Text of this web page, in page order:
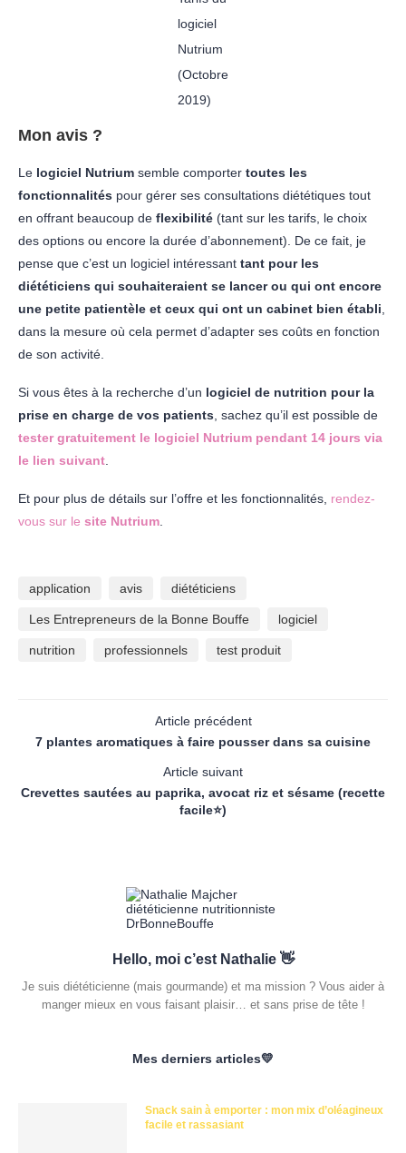
logiciel
Nutrium
(Octobre
2019)
Mon avis ?
Le logiciel Nutrium semble comporter toutes les
fonctionnalités pour gérer ses consultations diététiques tout
en offrant beaucoup de flexibilité (tant sur les tarifs, le choix
des options ou encore la durée d’abonnement). De ce fait, je
pense que c’est un logiciel intéressant tant pour les
diététiciens qui souhaiteraient se lancer ou qui ont encore
une petite patientèle et ceux qui ont un cabinet bien établi,
dans la mesure où cela permet d’adapter ses coûts en fonction
de son activité.
Si vous êtes à la recherche d’un logiciel de nutrition pour la
prise en charge de vos patients, sachez qu’il est possible de
tester gratuitement le logiciel Nutrium pendant 14 jours via
le lien suivant.
Et pour plus de détails sur l’offre et les fonctionnalités, rendez-
vous sur le site Nutrium.
application avis diététiciens
Les Entrepreneurs de la Bonne Bouffe logiciel
nutrition professionnels test produit
Article précédent
7 plantes aromatiques à faire pousser dans sa cuisine
Article suivant
Crevettes sautées au paprika, avocat riz et sésame (recette
facile⭐)
Hello, moi c’est Nathalie 👋
Je suis diététicienne (mais gourmande) et ma mission ? Vous aider à
manger mieux en vous faisant plaisir… et sans prise de tête !
Mes derniers articles💛
Snack sain à emporter : mon mix d’oléagineux
facile et rassasiant